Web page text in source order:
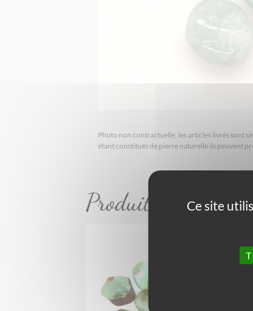
Photo non contractuelle, les articles livrés sont
étant constitués de pierre naturelle ils peuvent
Produits similaires
Ce site